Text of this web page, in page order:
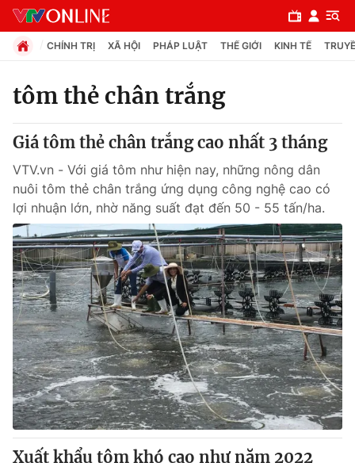
Chuyên mục
Xã hội
Pháp luật
Y tế
Thế giới
Tin tức
Thế giới đó đây
Câu chuyện quốc tế
Kinh tế
Tài chính
Thị trường
Dữ liệu và đời sống
CHÍNH TRỊ XÃ HỘI PHÁP LUẬT THẾ GIỚI KINH TẾ
tôm thẻ chân trắng
Giá tôm thẻ chân trắng cao nhất 3 tháng
VTV.vn - Với giá tôm như hiện nay, những nông dân
nuôi tôm thẻ chân trắng ứng dụng công nghệ cao có
lợi nhuận lớn, nhờ năng suất đạt đến 50 - 55 tấn/ha.
Xuất khẩu tôm khó cao như năm 2022